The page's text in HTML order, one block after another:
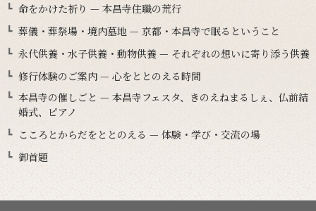
命をかけた祈り — 本昌寺住職の荒行
葬儀・葬祭場・境内墓地 — 京都・本昌寺で眠るということ
永代供養・水子供養・動物供養 — それぞれの想いに寄り添う供養
修行体験のご案内 — 心をととのえる時間
本昌寺の催しごと — 本昌寺フェスタ、きのえねまるしぇ、仏前結
婚式、ピアノ
こころとからだをととのえる — 体験・学び・交流の場
御首題